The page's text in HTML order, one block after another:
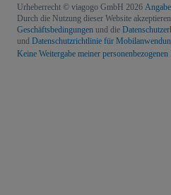
Urheberrecht © viagogo GmbH 2026
Durch die Nutzung dieser Website
Geschäftsbedingungen und die
und Datenschutzrichtlinie für
Keine Weitergabe meiner